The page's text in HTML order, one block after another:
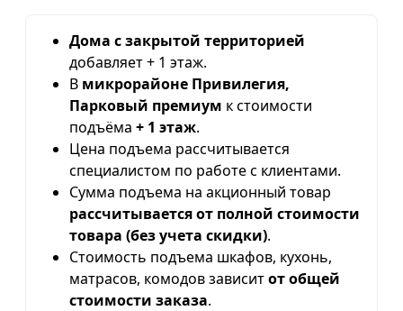
Дома с закрытой территорией
добавляет + 1 этаж.
В микрорайоне Привилегия,
Парковый премиум к стоимости
подъёма + 1 этаж.
Цена подъема рассчитывается
специалистом по работе с клиентами.
Сумма подъема на акционный товар
рассчитывается от полной стоимости
товара (без учета скидки).
Стоимость подъема шкафов, кухонь,
матрасов, комодов зависитот общей
стоимости заказа.